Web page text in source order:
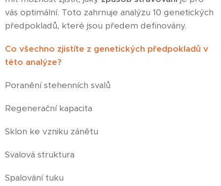
vás optimální. Toto zahrnuje analýzu 10 genetických
předpokladů, které jsou předem definovány.
Co všechno zjistíte z genetických předpokladů v
této analýze?
Poranění stehenních svalů
Regenerační kapacita
Sklon ke vzniku zánětu
Svalová struktura
Spalování tuku